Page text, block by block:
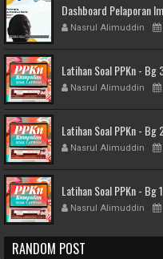
Dashboard Pelaporan
Nasrul Alimuddin
Latihan Soal PPKn - Bg
Nasrul Alimuddin
Latihan Soal PPKn - Bg
Nasrul Alimuddin
Latihan Soal PPKn - Bg 1
Nasrul Alimuddin
RANDOM POST